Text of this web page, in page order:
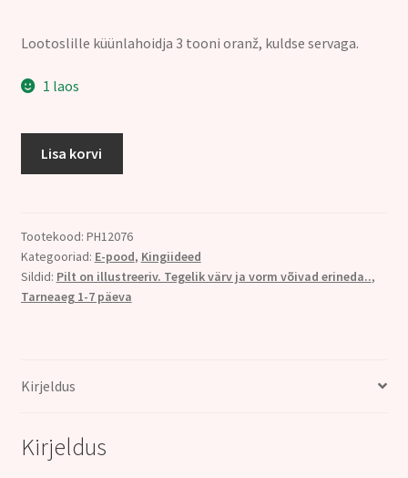
oli:
on:
Lootoslille küünlahoidja 3 tooni oranž, kuldse servaga.
1 laos
ääris
kogus
Lisa korvi
Tootekood: PH12076
Kategooriad: E-pood, Kingiideed
Sildid: Pilt on illustreeriv. Tegelik värv ja vorm võivad erineda..,
Tarneaeg 1-7 päeva
Kirjeldus
Kirjeldus